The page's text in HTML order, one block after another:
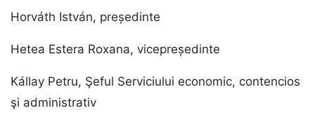
Horváth István, președinte
Hetea Estera Roxana, vicepreședinte
Kállay Petru, Şeful Serviciului economic, contencios
şi administrativ